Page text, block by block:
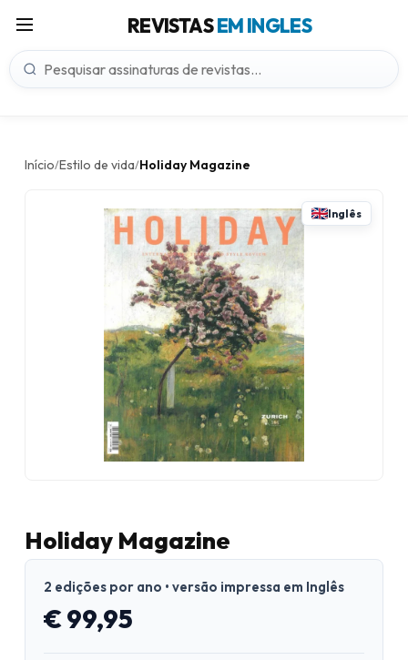
REVISTASEM INGLES
Início/Estilo de vida/Holiday Magazine
Inglês
Holiday Magazine
2 edições por ano • versão impressa em Inglês
€ 99,95